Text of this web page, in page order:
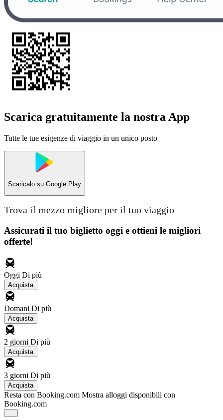
Scarica gratuitamente la nostra App
Tutte le tue esigenze di viaggio in un unico posto
Scaricalo su Google Play
Trova il mezzo migliore per il tuo viaggio
Assicurati il ​​tuo biglietto oggi e ottieni le migliori
offerte!
Oggi Di più
Acquista
Domani Di più
Acquista
2 giorni Di più
Acquista
3 giorni Di più
Acquista
Resta con Booking.com Mostra alloggi disponibili con
Booking.com